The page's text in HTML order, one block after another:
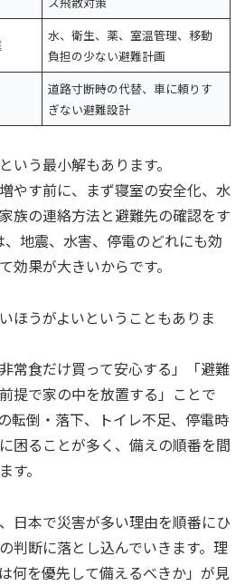
水、衛生、薬、室温管理、移動
負担の少ない避難計画
道路寸断時の代替、車に頼りす
ぎない避難設計
いう最小解もあります。
やす前に、まず寝室の安全化、水
族の連絡方法と避難先の確認をす
地震、水害、停電のどれにも効
効果が大きいからです。
ほうがよいということもありま
常食だけ買って安心する」「避難
提で家の中を放置する」ことで
転倒・落下、トイレ不足、停電時
困ることが多く、備えの順番を間
す。
日本で災害が多い理由を順番にひ
判断に落とし込んでいきます。理
何を優先して備えるべきか」が見